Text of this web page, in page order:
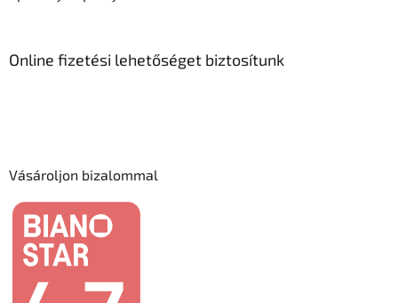
Online fizetési lehetőséget biztosítunk
Vásároljon bizalommal